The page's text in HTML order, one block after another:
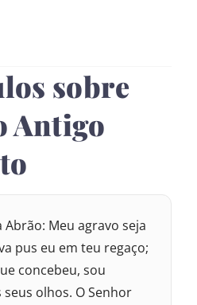
sobre
Antigo
Abrão: Meu agravo seja
pus eu em teu regaço;
concebeu, sou
olhos. O Senhor